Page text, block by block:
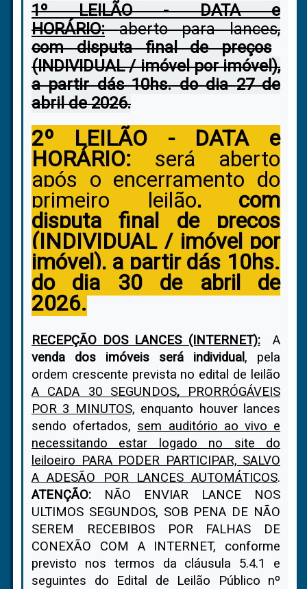
1º LEILÃO - DATA e
HORÁRIO:
aberto para lances,
com disputa final de preços
(INDIVIDUAL / imóvel por imóvel),
a partir dás 10hs. do dia27 de
abril de 2026.
2º LEILÃO - DATA e
HORÁRIO: será aberto
após o encerramento do
primeiro leilão, com
disputa final de preços
(INDIVIDUAL / imóvel por
imóvel), a partir dás 10hs.
do dia 30 de abril de
2026.
RECEPÇÃO DOS LANCES (INTERNET):
A
venda dos imóveis será individual , pela
ordem crescente prevista no edital de leilão
A CADA 30 SEGUNDOS,PRORRÓGÁVEIS
POR 3 MINUTOS, enquanto houver lances
sendo ofertados, sem auditório ao vivo e
necessitando estar logado no site do
leiloeiro PARA PODER PARTICIPAR, SALVO
A ADESÃO POR LANCES AUTOMÁTICOS.
ATENÇÃO: NÃO ENVIAR LANCE NOS
ULTIMOS SEGUNDOS, SOB PENA DE NÃO
SEREM RECEBIBOS POR FALHAS DE
CONEXÃO COM A INTERNET, conforme
previsto nos termos da cláusula 5.4.1 e
seguintes do Edital de Leilão Público nº